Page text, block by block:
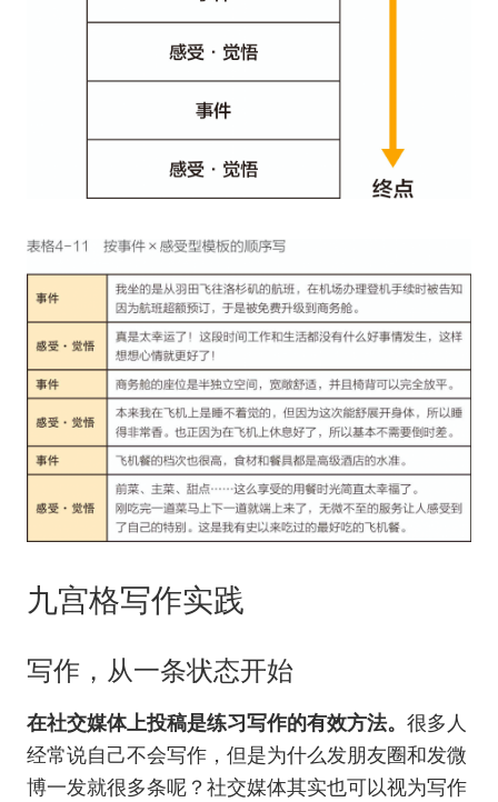
九宫格写作实践
写作，从一条状态开始
在社交媒体上投稿是练习写作的有效方法。 很多人
经常说自己不会写作，但是为什么发朋友圈和发微
博一发就很多条呢？社交媒体其实也可以视为写作